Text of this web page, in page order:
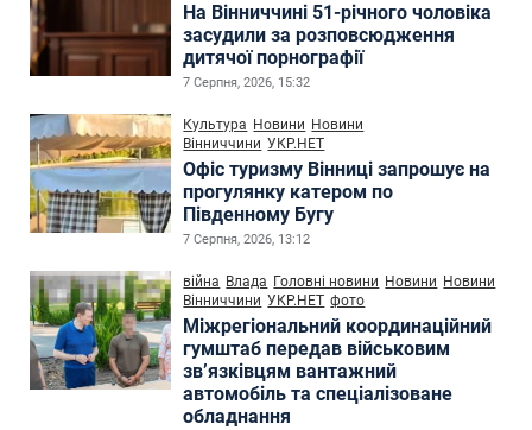
На Вінниччині 51-річного чоловіка
засудили за розповсюдження
дитячої порнографії
7 Серпня, 2026, 15:32
Культура Новини Новини
Вінниччини УКР.НЕТ
Офіс туризму Вінниці запрошує на
прогулянку катером по
Південному Бугу
7 Серпня, 2026, 13:12
війна Влада Головні новини Новини Новини
Вінниччини УКР.НЕТ фото
Міжрегіональний координаційний
гумштаб передав військовим
зв’язківцям вантажний
автомобіль та спеціалізоване
обладнання